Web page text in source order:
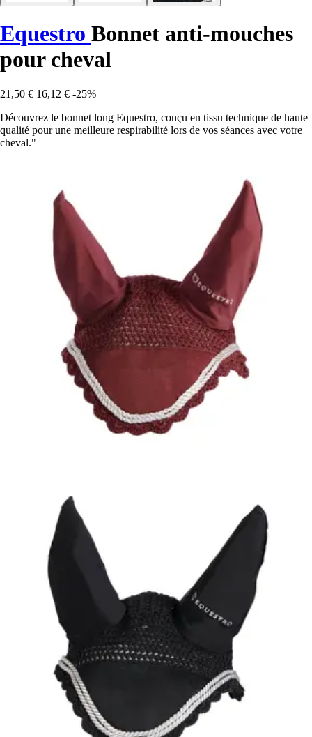
Equestro Bonnet anti-mouches
pour cheval
21,50 € 16,12 € -25%
Découvrez le bonnet long Equestro, conçu en tissu technique de haute
qualité pour une meilleure respirabilité lors de vos séances avec votre
cheval."